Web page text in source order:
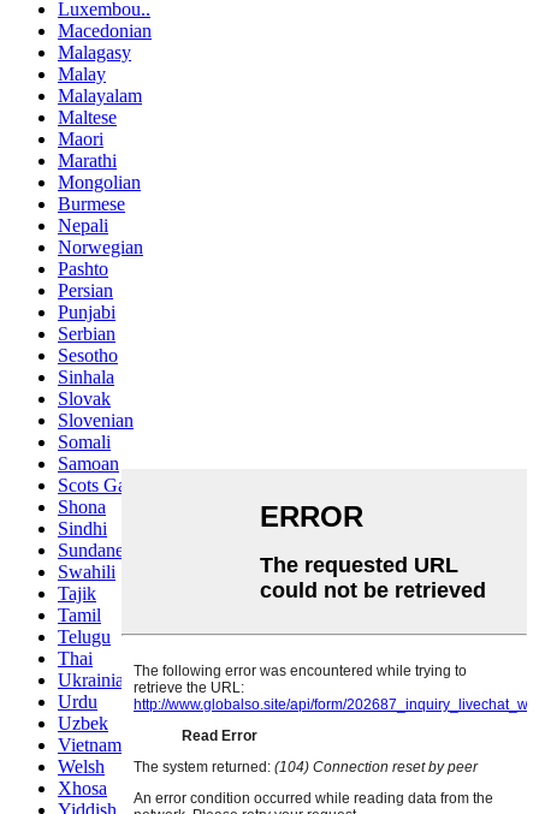
Luxembou..
Macedonian
Malagasy
Malay
Malayalam
Maltese
Maori
Marathi
Mongolian
Burmese
Nepali
Norwegian
Pashto
Persian
Punjabi
Serbian
Sesotho
Sinhala
Slovak
Slovenian
Somali
Samoan
Scots Gaelic
Shona
Sindhi
Sundanese
Swahili
Tajik
Tamil
Telugu
Thai
Ukrainian
Urdu
Uzbek
Vietnamese
Welsh
Xhosa